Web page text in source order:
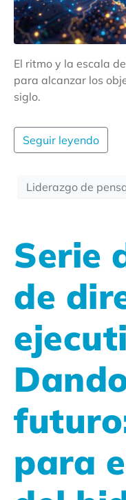
El ritmo y la escala
para alcanzar los
siglo.
Seguir leyendo
Liderazgo de
Serie
de
para